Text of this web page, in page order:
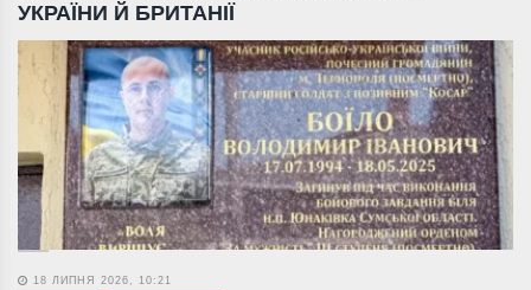
УКРАЇНИ Й БРИТАНІЇ
18 ЛИПНЯ 2026, 10:21